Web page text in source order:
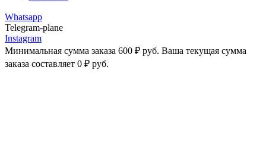
Whatsapp
Telegram-plane
Instagram
Минимальная сумма заказа 600 ₽ руб. Ваша текущая сумма
заказа составляет 0 ₽ руб.